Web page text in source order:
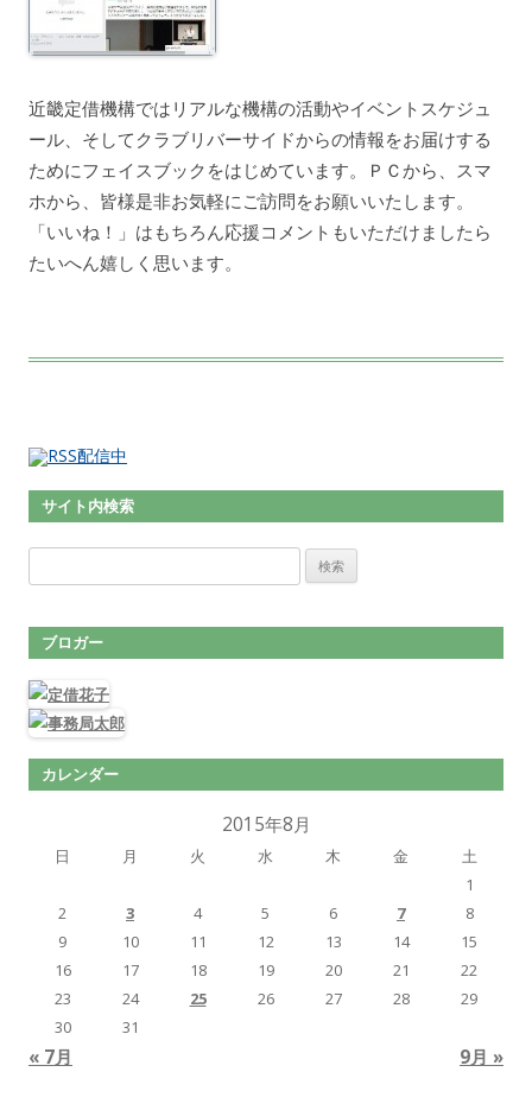
近畿定借機構ではリアルな機構の活動やイベントスケジュ
ール、そしてクラブリバーサイドからの情報をお届けする
ためにフェイスブックをはじめています。ＰＣから、スマ
ホから、皆様是非お気軽にご訪問をお願いいたします。
「いいね！」はもちろん応援コメントもいただけましたら
たいへん嬉しく思います。
サイト内検索
ブロガー
カレンダー
2015年8月
日 月 火 水 木 金 土
« 7月 9月 »
1
2
3 4 5 6 7
8
9
10 11 12 13 14
15
16
17 18 19 20 21
22
23
24 25 26 27 28
29
30
31